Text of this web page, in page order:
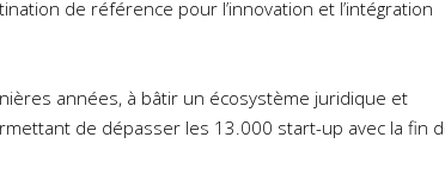
de référence pour l’innovation et l’intégration
années, à bâtir un écosystème juridique et
de dépasser les 13.000 start-up avec la fin